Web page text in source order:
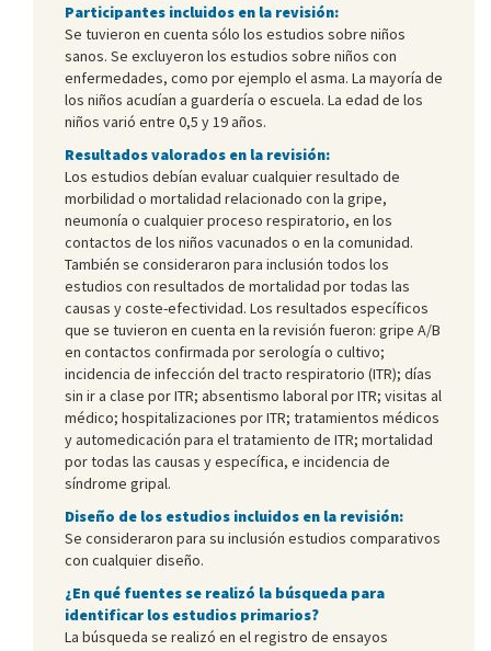
Participantes incluidos en la revisión:
Se tuvieron en cuenta sólo los estudios sobre niños
sanos. Se excluyeron los estudios sobre niños con
enfermedades, como por ejemplo el asma. La mayoría de
los niños acudían a guardería o escuela. La edad de los
niños varió entre 0,5 y 19 años.
Resultados valorados en la revisión:
Los estudios debían evaluar cualquier resultado de
morbilidad o mortalidad relacionado con la gripe,
neumonía o cualquier proceso respiratorio, en los
contactos de los niños vacunados o en la comunidad.
También se consideraron para inclusión todos los
estudios con resultados de mortalidad por todas las
causas y coste-efectividad. Los resultados específicos
que se tuvieron en cuenta en la revisión fueron: gripe A/B
en contactos confirmada por serología o cultivo;
incidencia de infección del tracto respiratorio (ITR); días
sin ir a clase por ITR; absentismo laboral por ITR; visitas al
médico; hospitalizaciones por ITR; tratamientos médicos
y automedicación para el tratamiento de ITR; mortalidad
por todas las causas y específica, e incidencia de
síndrome gripal.
Diseño de los estudios incluidos en la revisión:
Se consideraron para su inclusión estudios comparativos
con cualquier diseño.
¿En qué fuentes se realizó la búsqueda para
identificar los estudios primarios?
La búsqueda se realizó en el registro de ensayos